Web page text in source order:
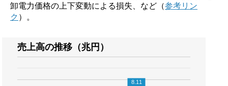
卸電力価格の上下変動による損失、など（参考リン
ク ）。
売上高の推移（兆円）
8.11